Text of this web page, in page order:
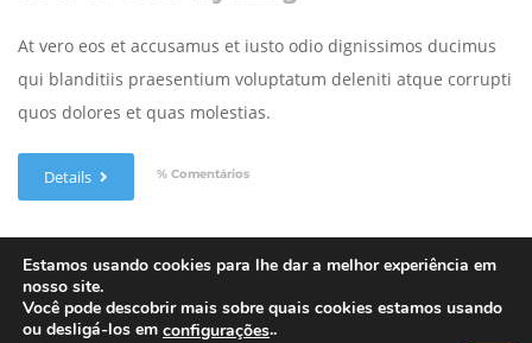
At vero eos et accusamus et iusto odio dignissimos ducimus
qui blanditiis praesentium voluptatum deleniti atque corrupti
quos dolores et quas molestias.
Details % Comentários
Estamos usando cookies para lhe dar a melhor experiência em
nosso site.
Você pode descobrir mais sobre quais cookies estamos usando
ou desligá-los em configurações..